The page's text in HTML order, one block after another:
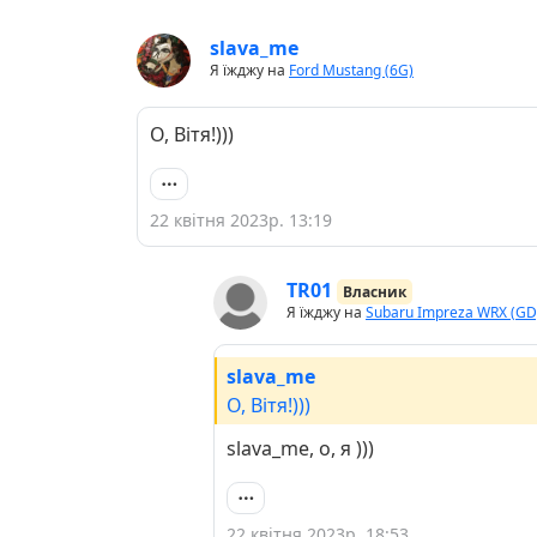
slava_me
Я їжджу на Ford Mustang (6G)
О, Вітя!)))
22 квітня 2023р. 13:19
TR01
Власник
Я їжджу на Subaru Impreza WRX
slava_me
О, Вітя!)))
slava_me, о, я )))